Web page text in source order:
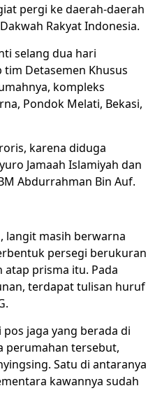
pergi ke daerah-daerah
Rakyat Indonesia.
selang dua hari
Detasemen Khusus
kompleks
Pondok Melati, Bekasi,
karena diduga
Jamaah Islamiyah dan
Abdurrahman Bin Auf.
langit masih berwarna
persegi berukuran
prisma itu. Pada
terdapat tulisan huruf
jaga yang berada di
perumahan tersebut,
Satu di antaranya
kawannya sudah